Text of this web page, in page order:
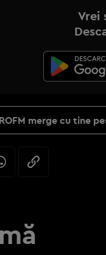
Vrei
merge cu tine